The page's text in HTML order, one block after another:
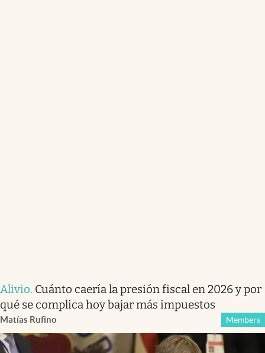
Alivio. Cuánto caería la presión fiscal en 2026 y por
qué se complica hoy bajar más impuestos
Matías Rufino Members